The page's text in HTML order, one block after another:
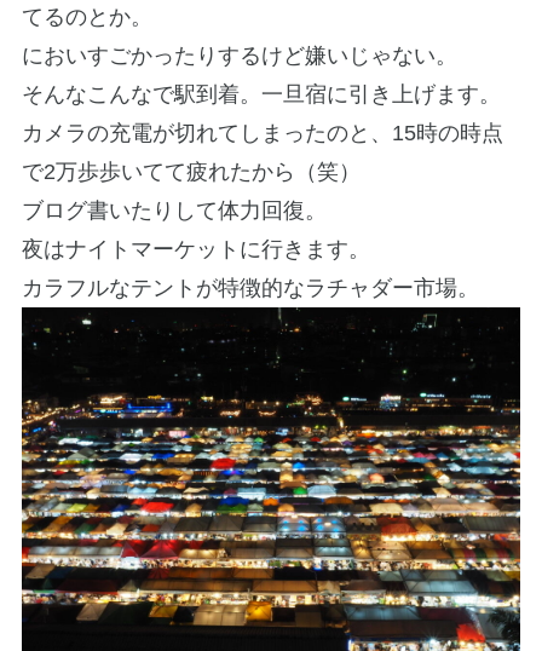
てるのとか。
においすごかったりするけど嫌いじゃない。
そんなこんなで駅到着。一旦宿に引き上げます。
カメラの充電が切れてしまったのと、15時の時点
で2万歩歩いてて疲れたから（笑）
ブログ書いたりして体力回復。
夜はナイトマーケットに行きます。
カラフルなテントが特徴的なラチャダー市場。